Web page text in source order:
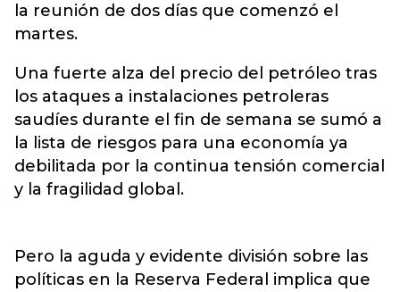
la reunión de dos días que comenzó el
martes.
Una fuerte alza del precio del petróleo tras
los ataques a instalaciones petroleras
saudíes durante el fin de semana se sumó a
la lista de riesgos para una economía ya
debilitada por la continua tensión comercial
y la fragilidad global.
Pero la aguda y evidente división sobre las
políticas en la Reserva Federal implica que